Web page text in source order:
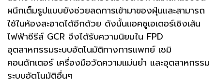
ผนึกเต็มรูปแบบยังช่วยลดการเข้ามาของฝุ่นและสามารถ
ใช้ในห้องสะอาดได้อีกด้วย ดังนั้นแอคชูเอเตอร์เชิงเส้น
ไฟฟ้าซีรีส์ GCR จึงได้รับความนิยมใน FPD
อุตสาหกรรมระบบอัตโนมัติทางการแพทย์ เซมิ
คอนดักเตอร์ เครื่องมือวัดความแม่นยำ และอุตสาหกรรม
ระบบอัตโนมัติอื่นๆ